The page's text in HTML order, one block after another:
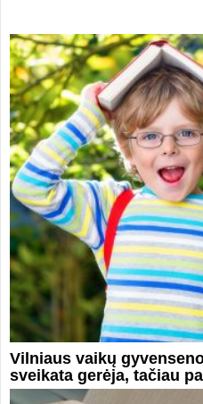
Vilniaus vaikų
sveikata gerėja, tačiau